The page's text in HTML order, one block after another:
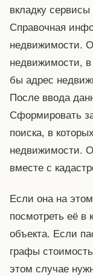
вкладку
Справочная
недвижимости.
недвижимости, в
бы адрес
После ввода
Сформировать
поиска, в
недвижимости.
вместе с
Если она на
посмотреть её в
объекта. Если
графы
этом случае